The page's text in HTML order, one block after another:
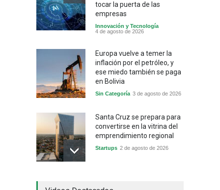
tocar la puerta de las
empresas
Innovación y Tecnología
4 de agosto de 2026
Europa vuelve a temer la
inflación por el petróleo, y
ese miedo también se paga
en Bolivia
Sin Categoría 3 de agosto de 2026
Santa Cruz se prepara para
convertirse en la vitrina del
emprendimiento regional
Startups 2 de agosto de 2026